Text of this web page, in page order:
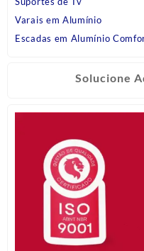
Varais em Alumínio
Escadas em Alumínio
Solucione